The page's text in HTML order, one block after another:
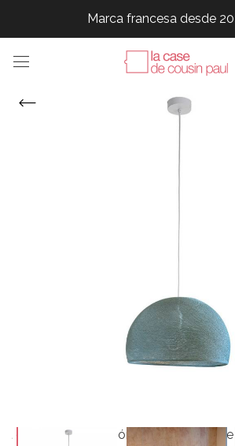
Marca francesa desde
Marca francesa desde
Marca francesa desde 20